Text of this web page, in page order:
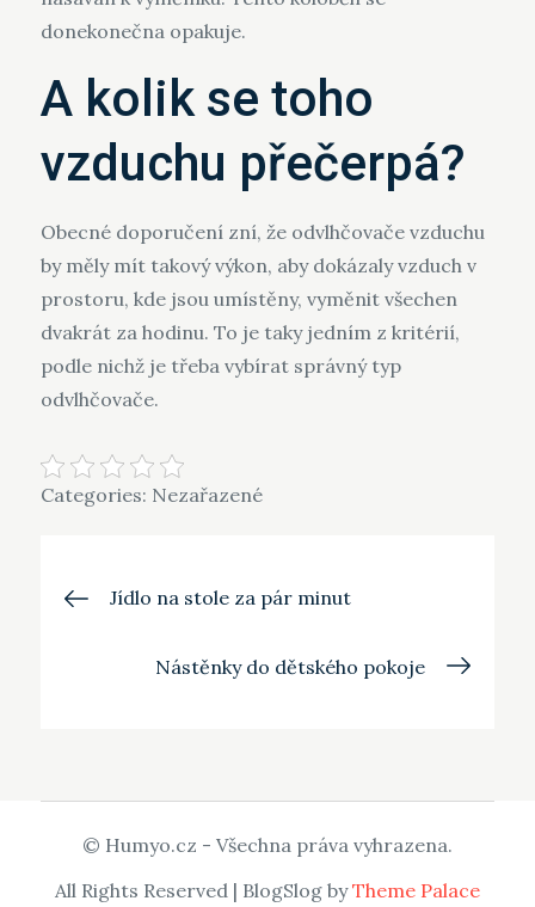
donekonečna opakuje.
A kolik se toho
vzduchu přečerpá?
Obecné doporučení zní, že odvlhčovače vzduchu
by měly mít takový výkon, aby dokázaly vzduch v
prostoru, kde jsou umístěny, vyměnit všechen
dvakrát za hodinu. To je taky jedním z kritérií,
podle nichž je třeba vybírat správný typ
odvlhčovače.
Categories: Nezařazené
Navigace
Jídlo na stole za pár minut
Nástěnky do dětského pokoje
© Humyo.cz - Všechna práva vyhrazena.
All Rights Reserved | BlogSlog byTheme Palace